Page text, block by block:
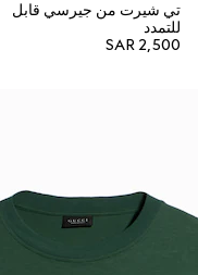
تي شيرت من جيرسي قابل
للتمدد
SAR 2,500